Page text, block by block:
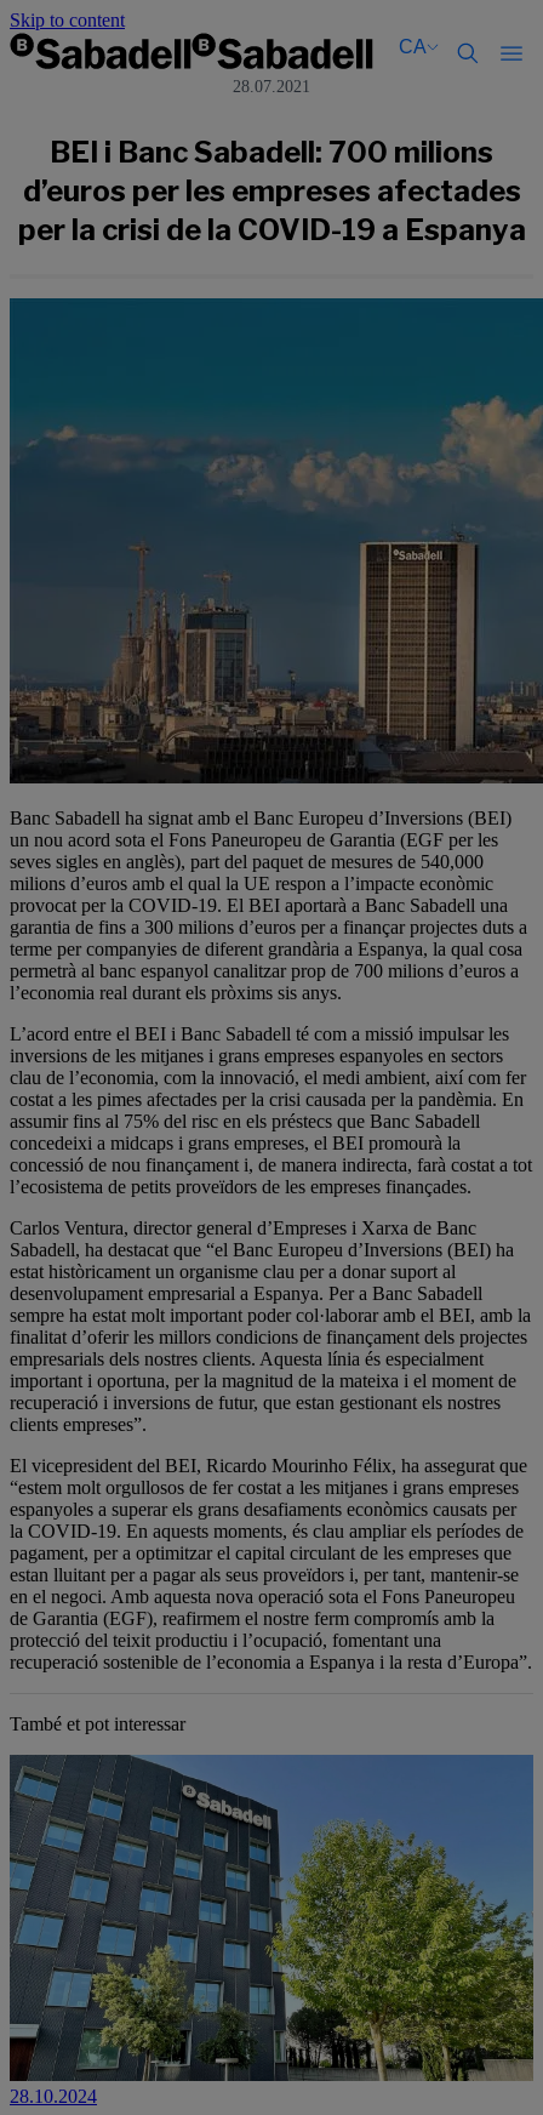
Skip to content
CA
English
English
28.07.2021
BEI i Banc Sabadell: 700 milions
d’euros per les empreses afectades
per la crisi de la COVID-19 a Espanya
Banc Sabadell ha signat amb el Banc Europeu d’Inversions (BEI)
un nou acord sota el Fons Paneuropeu de Garantia (EGF per les
seves sigles en anglès), part del paquet de mesures de 540,000
milions d’euros amb el qual la UE respon a l’impacte econòmic
provocat per la COVID-19. El BEI aportarà a Banc Sabadell una
garantia de fins a 300 milions d’euros per a finançar projectes duts a
terme per companyies de diferent grandària a Espanya, la qual cosa
permetrà al banc espanyol canalitzar prop de 700 milions d’euros a
l’economia real durant els pròxims sis anys.
L’acord entre el BEI i Banc Sabadell té com a missió impulsar les
inversions de les mitjanes i grans empreses espanyoles en sectors
clau de l’economia, com la innovació, el medi ambient, així com fer
costat a les pimes afectades per la crisi causada per la pandèmia. En
assumir fins al 75% del risc en els préstecs que Banc Sabadell
concedeixi a midcaps i grans empreses, el BEI promourà la
concessió de nou finançament i, de manera indirecta, farà costat a tot
l’ecosistema de petits proveïdors de les empreses finançades.
Carlos Ventura, director general d’Empreses i Xarxa de Banc
Sabadell, ha destacat que “el Banc Europeu d’Inversions (BEI) ha
estat històricament un organisme clau per a donar suport al
desenvolupament empresarial a Espanya. Per a Banc Sabadell
sempre ha estat molt important poder col·laborar amb el BEI, amb la
finalitat d’oferir les millors condicions de finançament dels projectes
empresarials dels nostres clients. Aquesta línia és especialment
important i oportuna, per la magnitud de la mateixa i el moment de
recuperació i inversions de futur, que estan gestionant els nostres
clients empreses”.
El vicepresident del BEI, Ricardo Mourinho Félix, ha assegurat que
“estem molt orgullosos de fer costat a les mitjanes i grans empreses
espanyoles a superar els grans desafiaments econòmics causats per
la COVID-19. En aquests moments, és clau ampliar els períodes de
pagament, per a optimitzar el capital circulant de les empreses que
estan lluitant per a pagar als seus proveïdors i, per tant, mantenir-se
en el negoci. Amb aquesta nova operació sota el Fons Paneuropeu
de Garantia (EGF), reafirmem el nostre ferm compromís amb la
protecció del teixit productiu i l’ocupació, fomentant una
recuperació sostenible de l’economia a Espanya i la resta d’Europa”.
També et pot interessar
28.10.2024